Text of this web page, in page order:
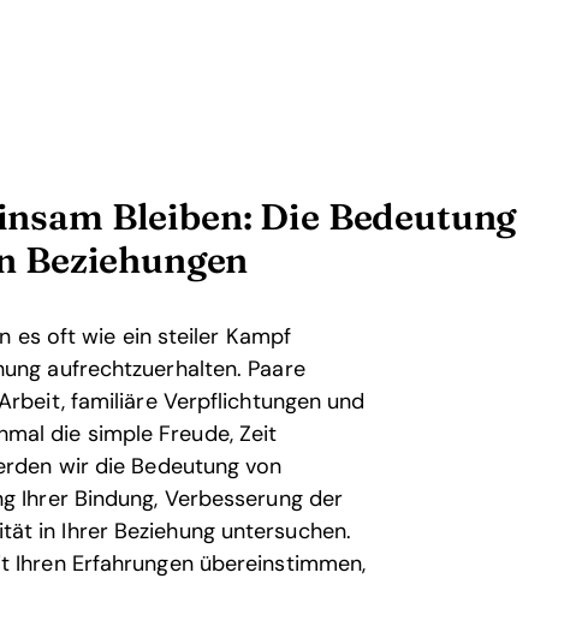
Bleiben: Die Bedeutung
Beziehungen
es oft wie ein steiler Kampf
aufrechtzuerhalten. Paare
familiäre Verpflichtungen und
die simple Freude, Zeit
wir die Bedeutung von
Ihrer Bindung, Verbesserung der
in Ihrer Beziehung untersuchen.
Ihren Erfahrungen übereinstimmen,